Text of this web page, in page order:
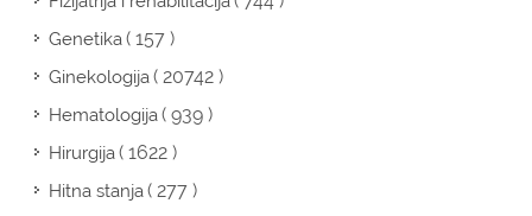
Genetika( 157 )
Ginekologija( 20742 )
Hematologija( 939 )
Hirurgija( 1622 )
Hitna stanja( 277 )